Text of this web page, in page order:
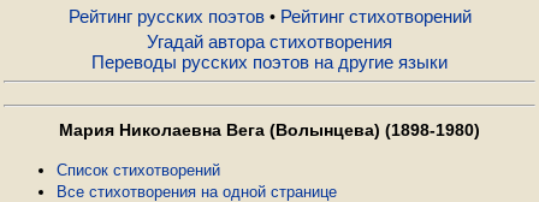
Стихи по темам
Случайное стихотворение
Случайная цитата
Рейтинг русских поэтов• Рейтинг стихотворений
Угадай автора стихотворения
Переводы русских поэтов на другие языки
Мария Николаевна Вега (Волынцева) (1898-1980)
Список стихотворений
Все стихотворения на одной странице